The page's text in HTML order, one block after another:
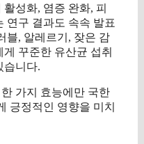
성화, 염증 완화, 피
연구 결과도 속속 발표
블, 알레르기, 잦은 감
꾸준한 유산균 섭취
습니다.
가지 효능에만 국한
긍정적인 영향을 미치